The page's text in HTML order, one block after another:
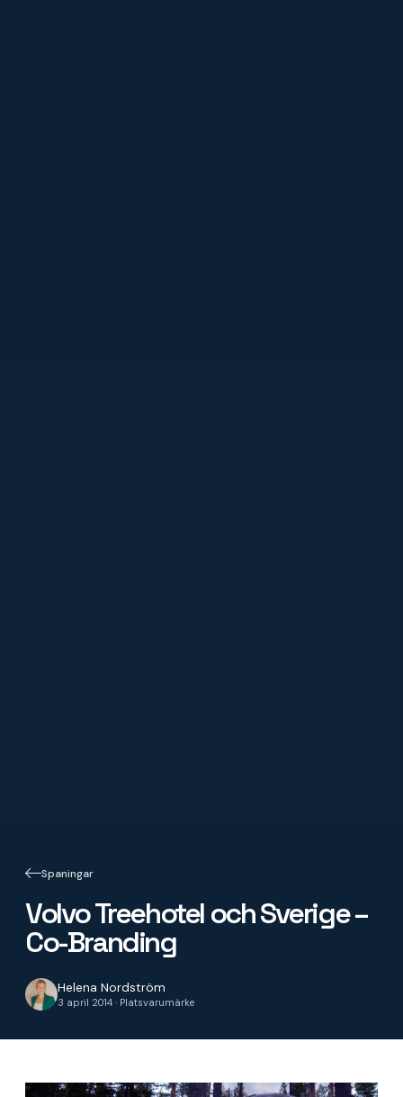
Spaningar
Volvo Treehotel och Sverige –
Co-Branding
Helena Nordström
3 april 2014 · Platsvarumärke